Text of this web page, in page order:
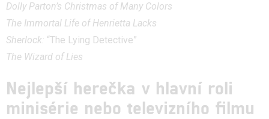
Dolly Parton’s Christmas of Many Colors
The Immortal Life of Henrietta Lacks
Sherlock: “The Lying Detective”
The Wizard of Lies
Nejlepší herečka v hlavní roli
minisérie nebo televizního filmu